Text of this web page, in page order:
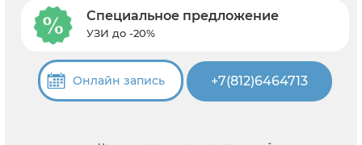
Специальное предложение
УЗИ до -20%
Онлайн запись +7(812)6464713